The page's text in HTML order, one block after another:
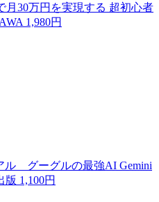
月30万円を実現する 超初心者
1,980円
ル グーグルの最強AI Gemini
版 1,100円